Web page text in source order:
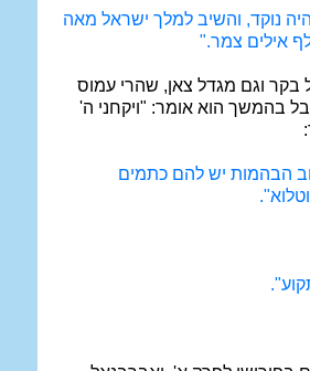
נוקד, והשיב למלך ישראל מאה
אילים צמר."
בקר וגם מגדל צאן, שהרי עמוס
בהמשך הוא אומר: "ויקחני ה'
הבהמות יש להם כתמים